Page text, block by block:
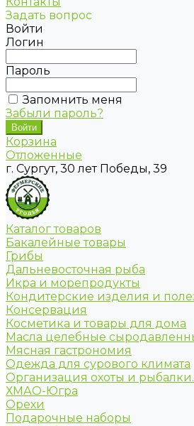
Задать вопрос
Войти
Логин
Пароль
Запомнить меня
Забыли пароль?
Корзина
Отложенные
г. Сургут, 30 лет Победы, 39
Каталог товаров
Бакалейные товары
Грибы
Дальневосточная рыба
Икра и морепродукты
Кондитерские изделия и
Консервация
Косметика и товары для дома
Масла целебные
Мясная гастрономия
Одежда для сурового климата
Организация охоты и
ХМАО-Югра
Орехи
Подарочные наборы